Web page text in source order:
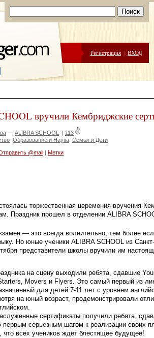
Регистрация | ВХОД
вручили Кембриджские
— ALIBRA SCHOOL | 113
Образование и Наука Семья и Дети
@mail Метки
торжественная церемония вручения
Праздник прошел в отделении ALIBRA
— это всегда волнительно, тем более
Но юные ученики ALIBRA SCHOOL из
представители школы вручили им
на сцену выходили ребята, сдавшие
Movers и Flyers. Это самый первый из
для детей 7-11 лет с уровнем
на юный возраст, продемонстрировали
сертификаты получили ребята,
первым серьезным шагом к реализации своих
что всех учеников ждет блестящее будущее!